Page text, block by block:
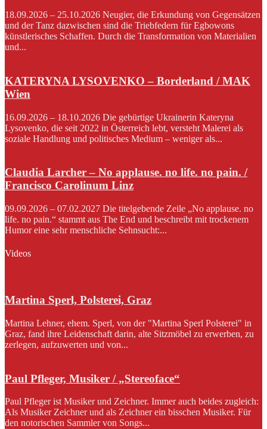
18.09.2026 – 25.10.2026 Neugier, die Erkundung von Gegensätzen
und der Tanz dazwischen sind die Triebfedern für Egbowons
künstlerisches Schaffen. Durch die Transformation von Materialien
und...
KATERYNA LYSOVENKO – Borderland / MAK
Wien
16.09.2026 – 18.10.2026 Die gebürtige Ukrainerin Kateryna
Lysovenko, die seit 2022 in Österreich lebt, versteht Malerei als
soziale Handlung und politisches Medium – weniger als...
Claudia Larcher – No applause. no life. no pain. /
Francisco Carolinum Linz
09.09.2026 – 07.02.2027 Die titelgebende Zeile „No applause. no
life. no pain.“ stammt aus The End und beschreibt mit trockenem
Humor eine sehr menschliche Sehnsucht:...
Videos
Martina Sperl, Polsterei, Graz
Martina Lehner, ehem. Sperl, von der "Martina Sperl Polsterei" in
Graz, fand ihre Leidenschaft darin, alte Sitzmöbel zu erwerben, zu
zerlegen, aufzuwerten und von...
Paul Pfleger, Musiker / „Stereoface“
Paul Pfleger ist Musiker und Zeichner. Immer auch beides zugleich:
Als Musiker Zeichner und als Zeichner ein bisschen Musiker. Für
den notorischen Sammler von Songs...